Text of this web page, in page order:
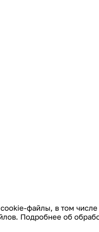
файлы, в том
Подробнее об